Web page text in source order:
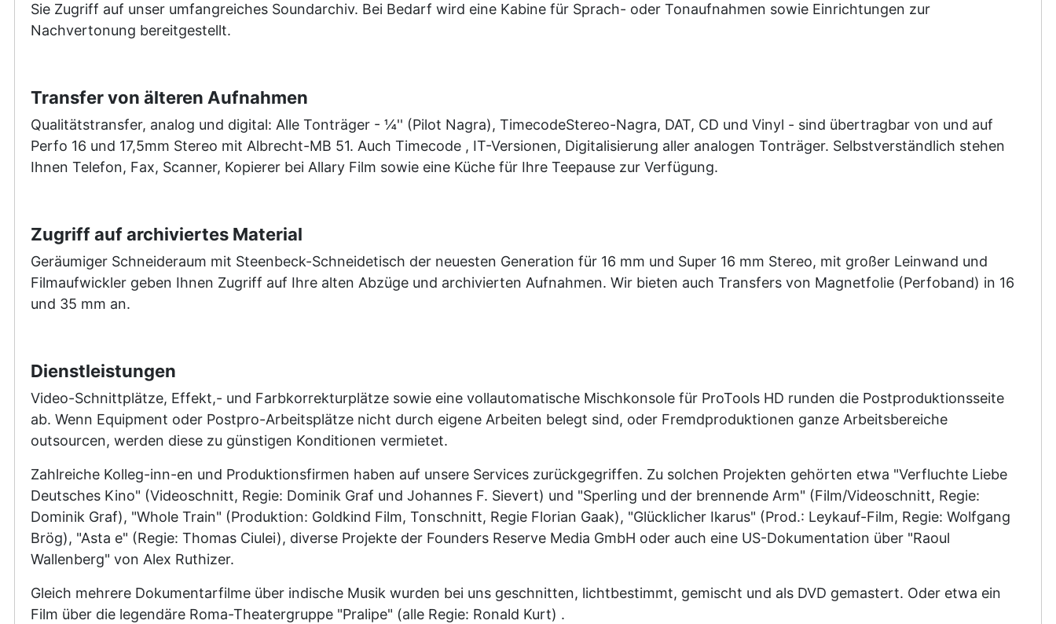
Sie Zugriff auf unser umfangreiches Soundarchiv. Bei Bedarf wird eine Kabine für Sprach- oder Tonaufnahmen sowie Einrichtungen zur
Nachvertonung bereitgestellt.
Transfer von älteren Aufnahmen
Qualitätstransfer, analog und digital: Alle Tonträger - ¼'' (Pilot Nagra), TimecodeStereo-Nagra, DAT, CD und Vinyl - sind übertragbar von und auf
Perfo 16 und 17,5mm Stereo mit Albrecht-MB 51. Auch Timecode , IT-Versionen, Digitalisierung aller analogen Tonträger. Selbstverständlich stehen
Ihnen Telefon, Fax, Scanner, Kopierer bei Allary Film sowie eine Küche für Ihre Teepause zur Verfügung.
Zugriff auf archiviertes Material
Geräumiger Schneideraum mit Steenbeck-Schneidetisch der neuesten Generation für 16 mm und Super 16 mm Stereo, mit großer Leinwand und
Filmaufwickler geben Ihnen Zugriff auf Ihre alten Abzüge und archivierten Aufnahmen. Wir bieten auch Transfers von Magnetfolie (Perfoband) in 16
und 35 mm an.
Dienstleistungen
Video-Schnittplätze, Effekt,- und Farbkorrekturplätze sowie eine vollautomatische Mischkonsole für ProTools HD runden die Postproduktionsseite
ab. Wenn Equipment oder Postpro-Arbeitsplätze nicht durch eigene Arbeiten belegt sind, oder Fremdproduktionen ganze Arbeitsbereiche
outsourcen, werden diese zu günstigen Konditionen vermietet.
Zahlreiche Kolleg-inn-en und Produktionsfirmen haben auf unsere Services zurückgegriffen. Zu solchen Projekten gehörten etwa "Verfluchte Liebe
Deutsches Kino" (Videoschnitt, Regie: Dominik Graf und Johannes F. Sievert) und "Sperling und der brennende Arm" (Film/Videoschnitt, Regie:
Dominik Graf), "Whole Train" (Produktion: Goldkind Film, Tonschnitt, Regie Florian Gaak), "Glücklicher Ikarus" (Prod.: Leykauf-Film, Regie: Wolfgang
Brög), "Asta e" (Regie: Thomas Ciulei), diverse Projekte der Founders Reserve Media GmbH oder auch eine US-Dokumentation über "Raoul
Wallenberg" von Alex Ruthizer.
Gleich mehrere Dokumentarfilme über indische Musik wurden bei uns geschnitten, lichtbestimmt, gemischt und als DVD gemastert. Oder etwa ein
Film über die legendäre Roma-Theatergruppe "Pralipe" (alle Regie: Ronald Kurt) .